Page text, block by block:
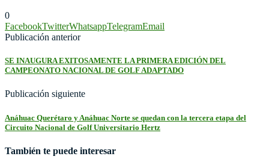
0
FacebookTwitterWhatsappTelegramEmail
Publicación anterior
SE INAUGURA EXITOSAMENTE LA PRIMERA EDICIÓN DEL
CAMPEONATO NACIONAL DE GOLF ADAPTADO
Publicación siguiente
Anáhuac Querétaro y Anáhuac Norte se quedan con la tercera etapa del
Circuito Nacional de Golf Universitario Hertz
También te puede interesar